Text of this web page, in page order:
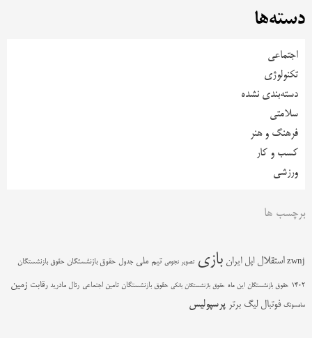
دسته‌ها
اجتماعی
تکنولوژی
دسته‌بندی نشده
سلامتی
فرهنگ و هنر
کسب و کار
ورزشی
برچسب ها
zwnj استقلال اپل ایران بازی تصویر نجومی تیم ملی جدول حقوق بازنشستگان حقوق بازنشستگان
1402 حقوق بازنشستگان این ماه حقوق بازنشستگان بانکی حقوق بازنشستگان تامین اجتماعی رئال مادرید رقابت زمین
سامسونگ فوتبال لیگ برتر پرسپولیس